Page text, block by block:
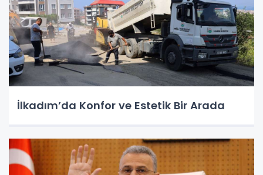
İlkadım’da Konfor ve Estetik Bir Arada